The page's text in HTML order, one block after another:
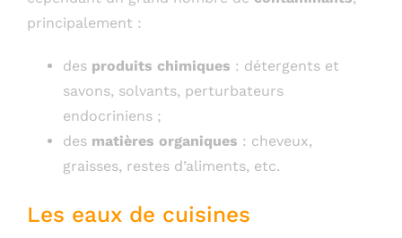
principalement :
des produits chimiques : détergents et
savons, solvants, perturbateurs
endocriniens ;
des matières organiques : cheveux,
graisses, restes d’aliments, etc.
Les eaux de cuisines